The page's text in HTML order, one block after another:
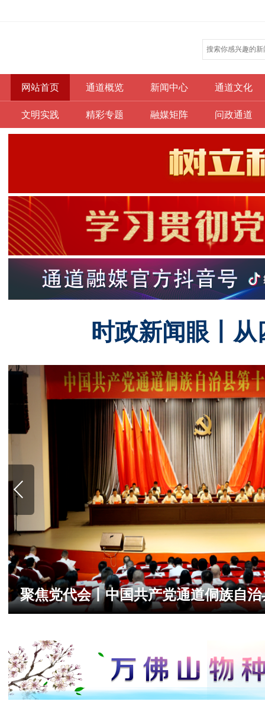
网站首页 通道概览 新闻中心 通道文化
文明实践 精彩专题 融媒矩阵 问政通道
时政新闻眼丨
《通道钩藤院外零售交付标准白皮